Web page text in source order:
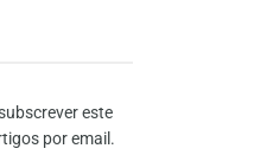
este
por email.